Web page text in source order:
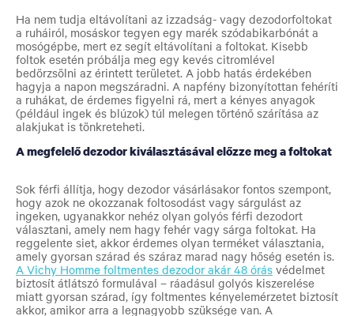
Ha nem tudja eltávolítani az izzadság- vagy dezodorfoltokat
a ruháiról, mosáskor tegyen egy marék szódabikarbónát a
mosógépbe, mert ez segít eltávolítani a foltokat. Kisebb
foltok esetén próbálja meg egy kevés citromlével
bedörzsölni az érintett területet. A jobb hatás érdekében
hagyja a napon megszáradni. A napfény bizonyítottan fehéríti
a ruhákat, de érdemes figyelni rá, mert a kényes anyagok
(például ingek és blúzok) túl melegen történő szárítása az
alakjukat is tönkreteheti.
A megfelelő dezodor kiválasztásával előzze meg a foltokat
Sok férfi állítja, hogy dezodor vásárlásakor fontos szempont,
hogy azok ne okozzanak foltosodást vagy sárgulást az
ingeken, ugyanakkor nehéz olyan golyós férfi dezodort
választani, amely nem hagy fehér vagy sárga foltokat. Ha
reggelente siet, akkor érdemes olyan terméket választania,
amely gyorsan szárad és száraz marad nagy hőség esetén is.
A Vichy Homme foltmentes dezodor akár 48 órás védelmet
biztosít átlátszó formulával – ráadásul golyós kiszerelése
miatt gyorsan szárad, így foltmentes kényelemérzetet biztosít
akkor, amikor arra a legnagyobb szüksége van. A